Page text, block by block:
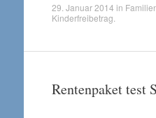
29. Januar 2014 in
Kinderfreibetrag
Rentenpaket test